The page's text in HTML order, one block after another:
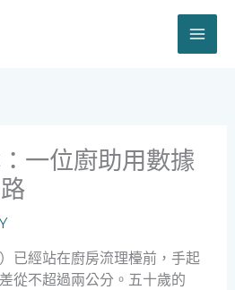
一位廚助用數據
已經站在廚房流理檯前，手起
從不超過兩公分。五十歲的